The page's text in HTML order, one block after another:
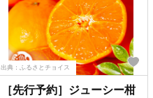
出典：ふるさとチョイス
［先行予約］ジューシー柑